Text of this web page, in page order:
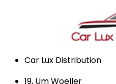
Car Lux Distribution
19, Um Woeller